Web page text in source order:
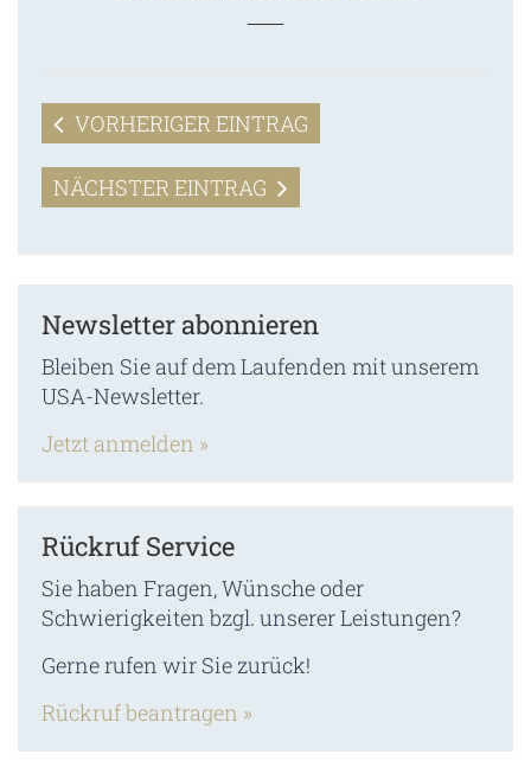
VORHERIGER EINTRAG
NÄCHSTER EINTRAG
Newsletter abonnieren
Bleiben Sie auf dem Laufenden mit unserem
USA-Newsletter.
Jetzt anmelden »
Rückruf Service
Sie haben Fragen, Wünsche oder
Schwierigkeiten bzgl. unserer Leistungen?
Gerne rufen wir Sie zurück!
Rückruf beantragen »